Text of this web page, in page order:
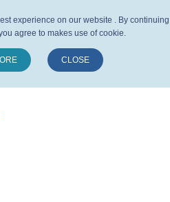
experience on our website . By continuing
agree to makes use of cookie.
CLOSE